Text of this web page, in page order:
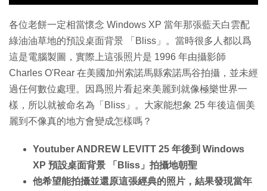
各位老餅一定相當懷念 Windows XP 當年那張藍天白雲配
綠油油草地的預設桌面背景 「Bliss」。當時很多人都以爲
這是電腦製圖，實際上這張照片是 1996 年由攝影師
Charles O'Rear 在美國加州索諾馬縣索諾馬谷拍攝，並未經
過任何數位處理。因爲照片看起來美麗到就像極樂世界一
樣，所以就被命名為「Bliss」。大家能想象 25 年後這個美
麗到不像真的地方會變成怎樣嗎？
Youtuber ANDREW LEVITT 25 年後到 Windows
XP 預設桌面背景 「Bliss」拍攝地朝聖
他希望能拍攝並還原這張經典的照片，結果發現當年